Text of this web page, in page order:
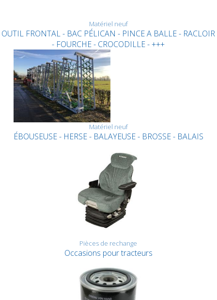
Matériel neuf
OUTIL FRONTAL - BAC PÉLICAN - PINCE A BALLE - RACLOIR
- FOURCHE - CROCODILLE - +++
Matériel neuf
ÉBOUSEUSE - HERSE - BALAYEUSE - BROSSE - BALAIS
Pièces de rechange
Occasions pour tracteurs